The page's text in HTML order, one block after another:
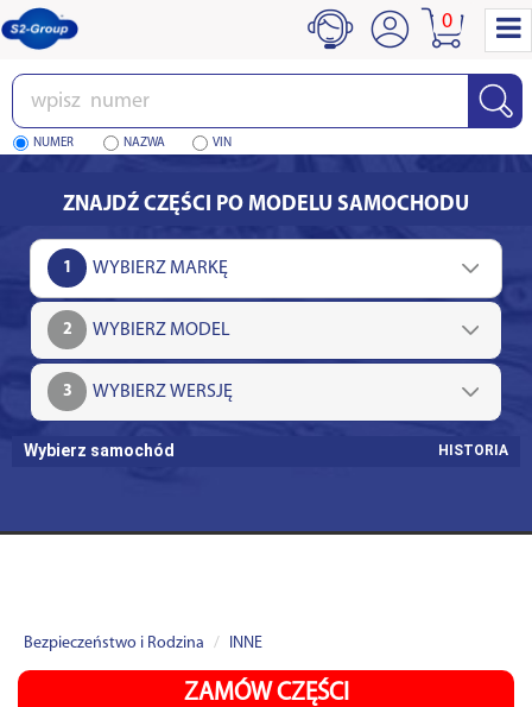
Wpisz
numer
NUMER NAZWA VIN
0
ZNAJDŹ CZĘŚCI PO MODELU SAMOCHODU
1
2
3
Wybierz samochód HISTORIA
Bezpieczeństwo i Rodzina INNE
ZAMÓW CZĘŚCI